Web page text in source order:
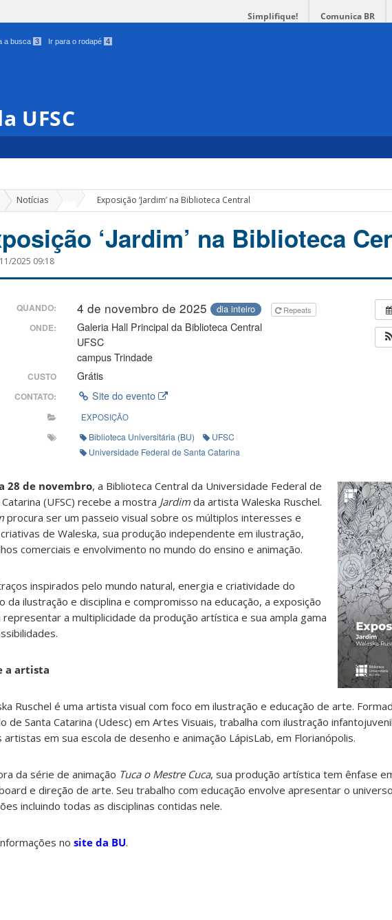
Simplifique! Comunica BR
a busca 3 Ir para o rodapé 4
UFSC
Notícias Exposição ‘Jardim’ na Biblioteca Central
‘Jardim’ na Biblioteca
2025 09:18
QUANDO: 4 de novembro de 2025 dia inteiro Repeats
ONDE:
Galeria Hall Principal da Biblioteca Central
UFSC
campus Trindade
CUSTO Grátis
CONTATO: Site do evento
EXPOSIÇÃO
Biblioteca Universitária (BU)
UFSC
Universidade Federal de Santa Catarina
28 de novembro, a Biblioteca Central da Universidade Federal de
Catarina (UFSC) recebe a mostra Jardim da artista Waleska Ruschel.
procura ser um passeio visual sobre os múltiplos interesses e
de Waleska, sua produção independente em ilustração,
comerciais e envolvimento no mundo do ensino e animação.
inspirados pelo mundo natural, energia e criatividade do
da ilustração e disciplina e compromisso na educação, a exposição
representar a multiplicidade da produção artística e sua ampla gama
a artista
Ruschel é uma artista visual com foco em ilustração e educação de arte.
de Santa Catarina (Udesc) em Artes Visuais, trabalha com ilustração
artistas em sua escola de desenho e animação LápisLab, em Florianópolis.
da série de animação Tuca o Mestre Cuca, sua produção artística tem ênfase
e direção de arte. Seu trabalho com educação envolve apresentar o
incluindo todas as disciplinas contidas nele.
no site da BU.